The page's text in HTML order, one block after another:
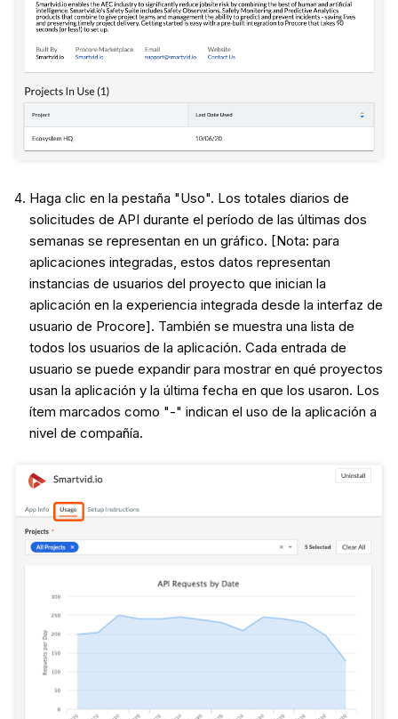
Haga clic en la pestaña "Uso". Los totales diarios de
solicitudes de API durante el período de las últimas dos
semanas se representan en un gráfico. [Nota: para
aplicaciones integradas, estos datos representan
instancias de usuarios del proyecto que inician la
aplicación en la experiencia integrada desde la interfaz de
usuario de Procore]. También se muestra una lista de
todos los usuarios de la aplicación. Cada entrada de
usuario se puede expandir para mostrar en qué proyectos
usan la aplicación y la última fecha en que los usaron. Los
ítem marcados como "-" indican el uso de la aplicación a
nivel de compañía.